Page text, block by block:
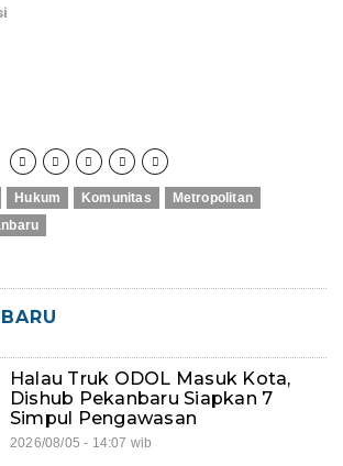
    
Hukum Komunitas
Metropolitan
Halau Truk ODOL Masuk Kota,
Dishub Pekanbaru Siapkan 7
Simpul Pengawasan
2026/08/05 - 14:07 wib